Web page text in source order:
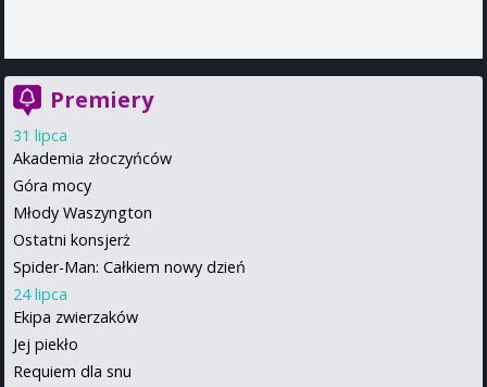
Premiery
31 lipca
Akademia złoczyńców
Góra mocy
Młody Waszyngton
Ostatni konsjerż
Spider-Man: Całkiem nowy dzień
24 lipca
Ekipa zwierzaków
Jej piekło
Requiem dla snu